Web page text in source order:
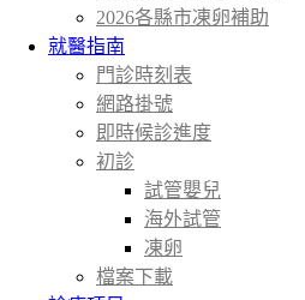
2026各縣市凍卵補助
就醫指南
門診時刻表
網路掛號
即時候診進度
初診
試管嬰兒
海外試管
凍卵
檔案下載